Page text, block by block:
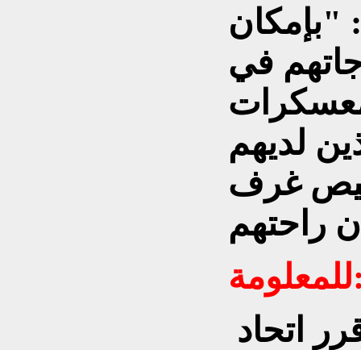
"بإمكان
في
لديهم
غرف
اتحاد